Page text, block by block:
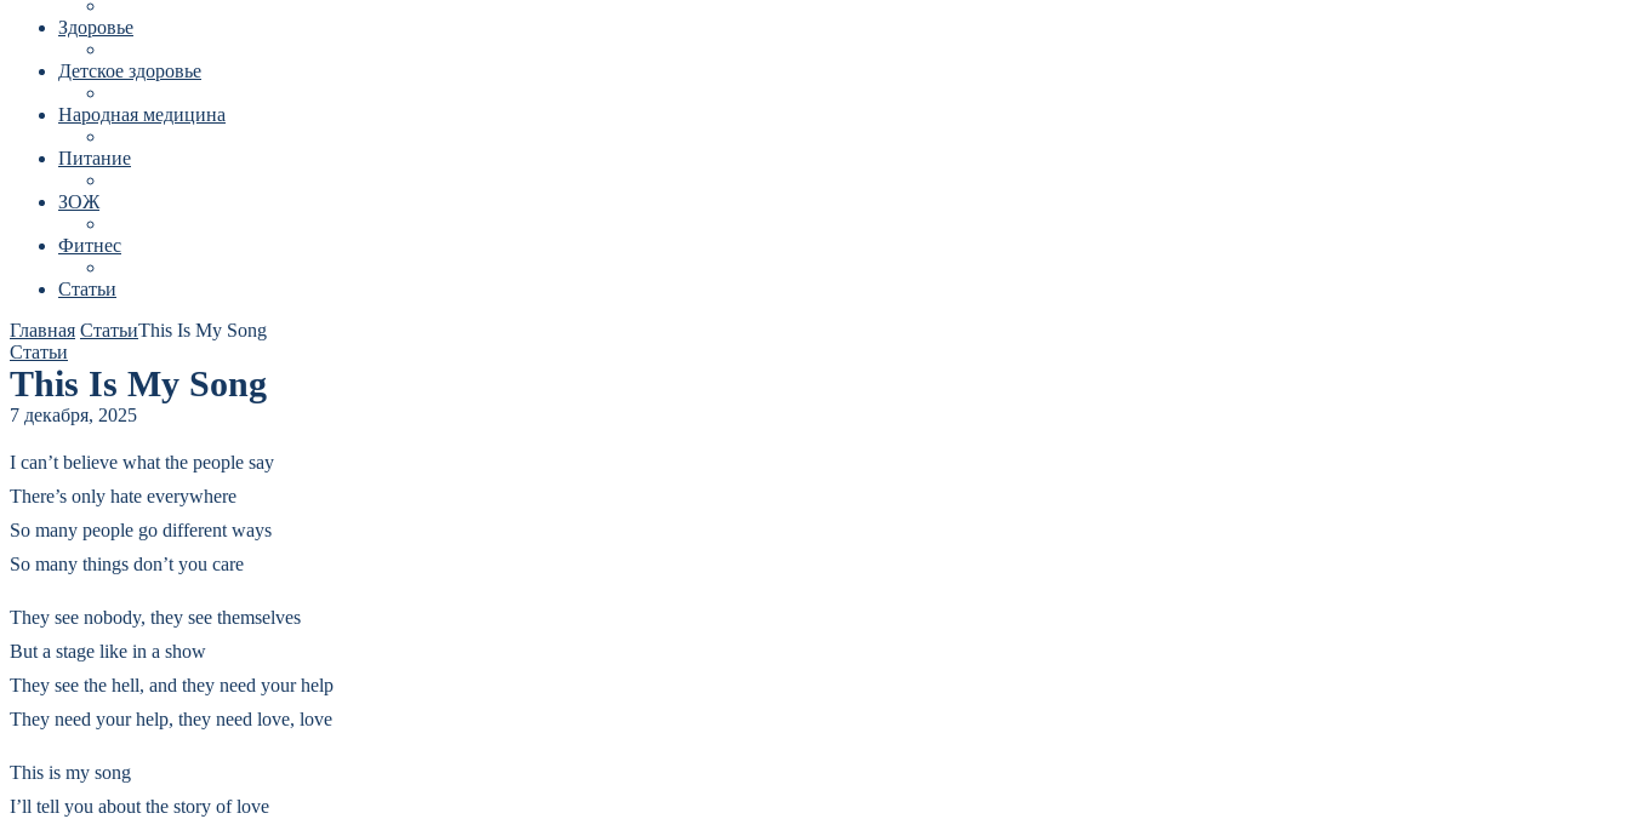
Здоровье
Детское здоровье
Народная медицина
Питание
ЗОЖ
Фитнес
Статьи
Главная СтатьиThis Is My Song
Статьи
This Is My Song
7 декабря, 2025
I can’t believe what the people say
There’s only hate everywhere
So many people go different ways
So many things don’t you care
They see nobody, they see themselves
But a stage like in a show
They see the hell, and they need your help
They need your help, they need love, love
This is my song
I’ll tell you about the story of love